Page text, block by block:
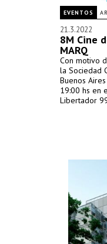
EVENTOS
21.3.2022
8M Cine
MARQ
Con motivo
la Sociedad
Buenos
19:00 hs en
Libertador